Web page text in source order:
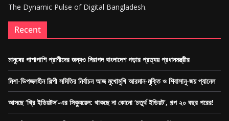
The Dynamic Pulse of Digital Bangladesh.
Recent
মানুষের পাশাপাশি প্রাণীদের জন্যও নিরাপদ বাংলাদেশ গড়ার প্রত্যয় প্রধানমন্ত্রীর
মিশা-ডিপজলহীন শিল্পী সমিতির নির্বাচন আজ মুখোমুখি আরমান-মুক্তি ও শিবাসানু-জয় প্যানেল
আসছে ‘থ্রি ইডিয়টস’-এর সিক্যুয়েল: থাকছে না কোনো ‘চতুর্থ ইডিয়ট’, গল্প ২০ বছর পরের!